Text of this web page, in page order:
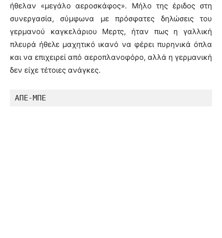
ήθελαν «μεγάλο αεροσκάφος». Μήλο της έριδος στη
συνεργασία, σύμφωνα με πρόσφατες δηλώσεις του
γερμανού καγκελάριου Μερτς, ήταν πως η γαλλική
πλευρά ήθελε μαχητικό ικανό να φέρει πυρηνικά όπλα
και να επιχειρεί από αεροπλανοφόρο, αλλά η γερμανική
δεν είχε τέτοιες ανάγκες.
ΑΠΕ-ΜΠΕ